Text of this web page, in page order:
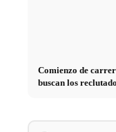
Comienzo de
buscan los